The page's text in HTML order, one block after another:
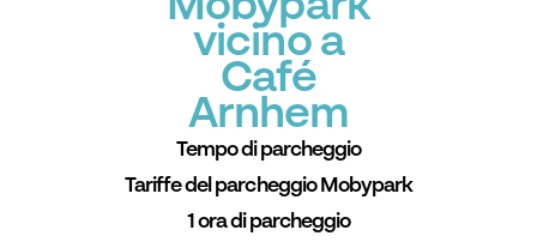
vicino a
Café
Arnhem
Tempo di parcheggio
Tariffe del parcheggio Mobypark
1 ora di parcheggio